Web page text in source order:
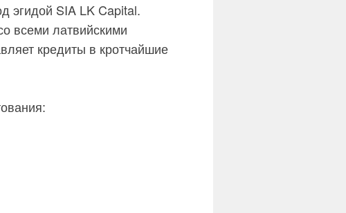
эгидой SIA LK Capital.
всеми латвийскими
кредиты в кротчайшие